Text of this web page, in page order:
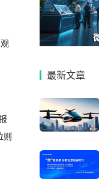
则
最新文章